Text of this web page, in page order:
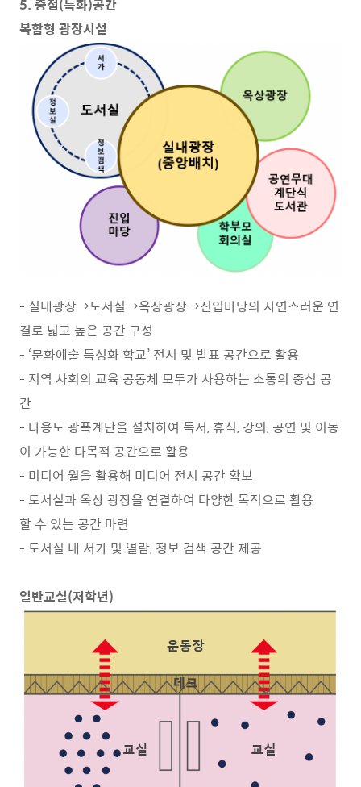
5. 중점(특화)공간
복합형 광장시설
- 실내광장→도서실→옥상광장→진입마당의 자연스러운 연
결로 넓고 높은 공간 구성
- ‘문화예술 특성화 학교’ 전시 및 발표 공간으로 활용
- 지역 사회의 교육 공동체 모두가 사용하는 소통의 중심 공
간
- 다용도 광폭계단을 설치하여 독서, 휴식, 강의, 공연 및 이동
이 가능한 다목적 공간으로 활용
- 미디어 월을 활용해 미디어 전시 공간 확보
- 도서실과 옥상 광장을 연결하여 다양한 목적으로 활용
할 수 있는 공간 마련
- 도서실 내 서가 및 열람, 정보 검색 공간 제공
일반교실(저학년)